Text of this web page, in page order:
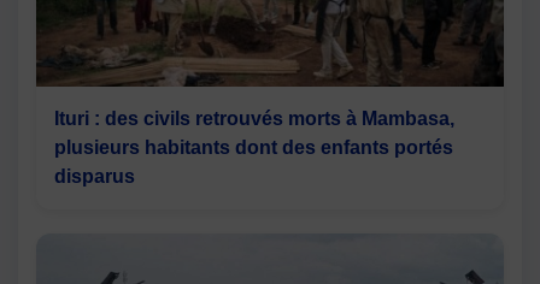
Ituri : des civils retrouvés morts à Mambasa,
plusieurs habitants dont des enfants portés
disparus